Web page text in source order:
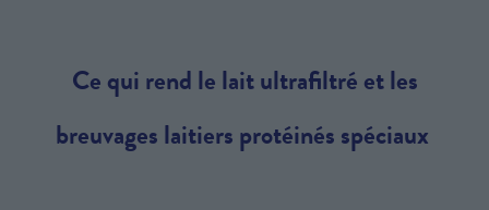
Ce qui rend le lait ultrafiltré et les
breuvages laitiers protéinés spéciaux